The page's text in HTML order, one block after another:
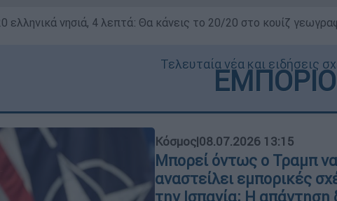
ελληνικά νησιά, 4 λεπτά: Θα κάνεις το 20/20 στο κουίζ
Τελευταία νέα και ειδήσεις
ΕΜΠΟΡΙΟ
Κόσμος|08.07.2026 13:15
Μπορεί όντως ο Τραμπ να
αναστείλει εμπορικές
την Ισπανία; Η απάντηση